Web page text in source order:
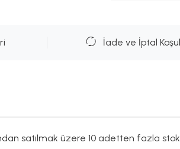
İade ve İptal
satılmak üzere 10 adetten fazla